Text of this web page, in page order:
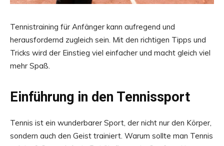
Tennistraining für Anfänger kann aufregend und
herausfordernd zugleich sein. Mit den richtigen Tipps und
Tricks wird der Einstieg viel einfacher und macht gleich viel
mehr Spaß.
Einführung in den Tennissport
Tennis ist ein wunderbarer Sport, der nicht nur den Körper,
sondern auch den Geist trainiert. Warum sollte man Tennis